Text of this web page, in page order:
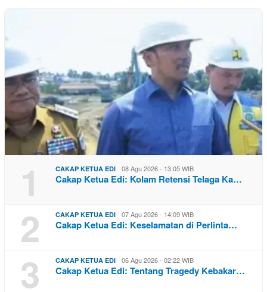
1 CAKAP KETUA EDI 08 Agu 2026 - 13:05 WIB
Cakap Ketua Edi: Kolam Retensi Telaga Ka…
2 CAKAP KETUA EDI 07 Agu 2026 - 14:09 WIB
Cakap Ketua Edi: Keselamatan di Perlinta…
3 CAKAP KETUA EDI 06 Agu 2026 - 02:22 WIB
Cakap Ketua Edi: Tentang Tragedy Kebakar…